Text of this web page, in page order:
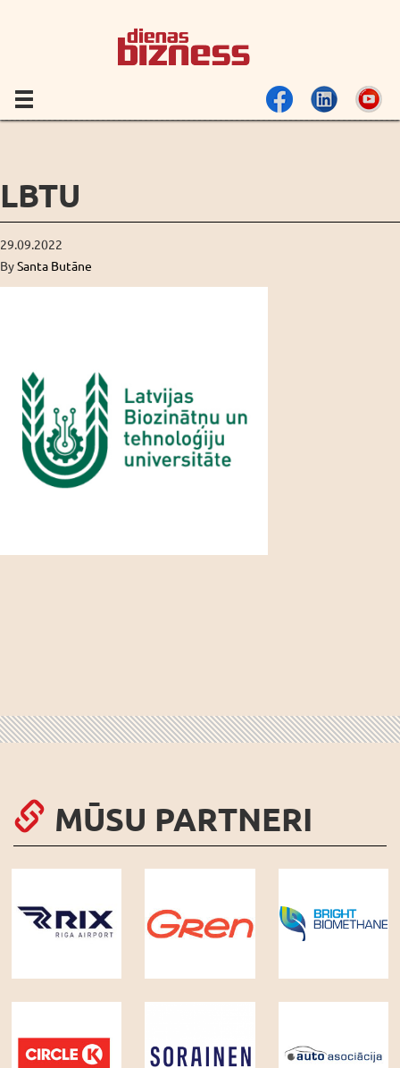
LBTU
29.09.2022
BySanta Butāne
MŪSU PARTNERI